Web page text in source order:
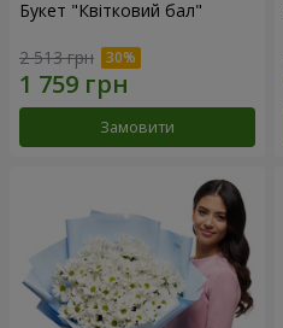
Букет "Квітковий бал"
2 513 грн
Замовити